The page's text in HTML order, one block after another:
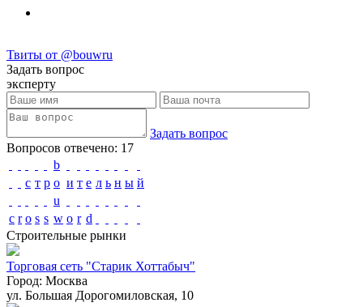
Твиты от @bouwru
Задать вопрос
эксперту
Задать вопрос
Вопросов отвечено: 17
b
с т р o и т е л ь н ы й
u
c r o s s w o r d
Строительные рынки
Торговая сеть "Старик Хоттабыч"
Город: Москва
ул. Большая Дорогомиловская, 10